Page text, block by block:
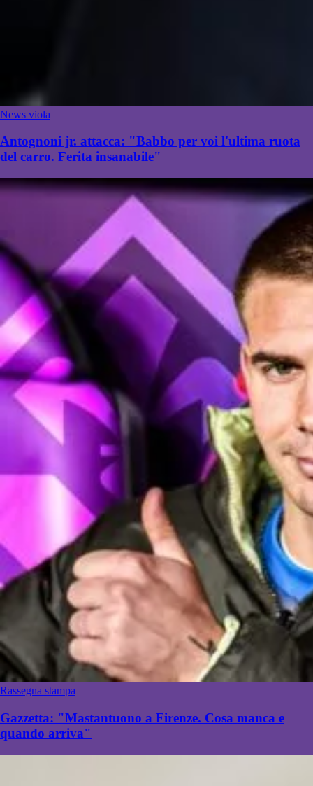
News viola
Antognoni jr. attacca: "Babbo per voi l'ultima ruota
del carro. Ferita insanabile"
Rassegna stampa
Gazzetta: "Mastantuono a Firenze. Cosa manca e
quando arriva"